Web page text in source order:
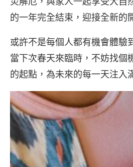
的一年完全結束，迎接全新的
或許不是每個人都有機會體驗
當下次春天來臨時，不妨找個
的起點，為未來的每一天注入